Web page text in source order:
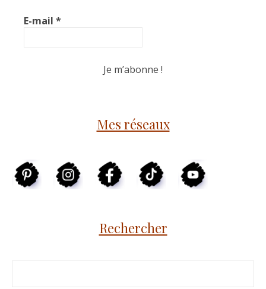
E-mail *
Mes réseaux
Rechercher